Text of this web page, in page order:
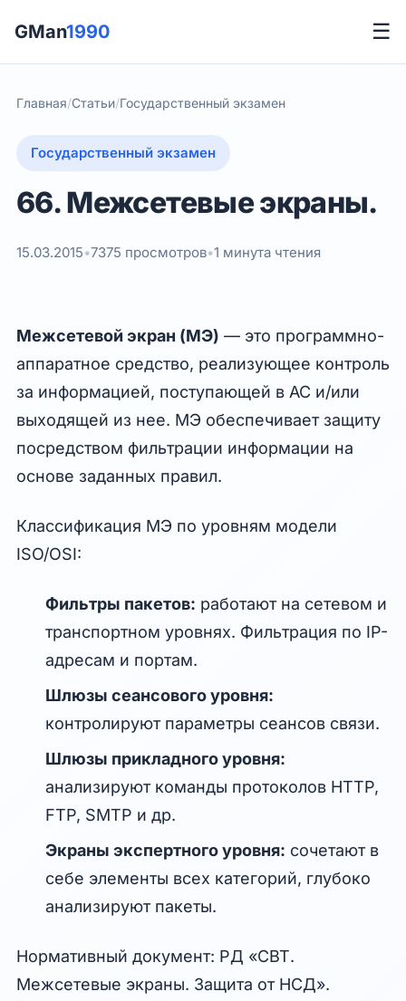
GMan1990 ☰
Главная/Статьи/Государственный экзамен
Государственный экзамен
66. Межсетевые экраны.
15.03.2015•7375 просмотров•1 минута чтения
Межсетевой экран (МЭ) — это программно-
аппаратное средство, реализующее контроль
за информацией, поступающей в АС и/или
выходящей из нее. МЭ обеспечивает защиту
посредством фильтрации информации на
основе заданных правил.
Классификация МЭ по уровням модели
ISO/OSI:
Фильтры пакетов: работают на сетевом и
транспортном уровнях. Фильтрация по IP-
адресам и портам.
Шлюзы сеансового уровня:
контролируют параметры сеансов связи.
Шлюзы прикладного уровня:
анализируют команды протоколов HTTP,
FTP, SMTP и др.
Экраны экспертного уровня: сочетают в
себе элементы всех категорий, глубоко
анализируют пакеты.
Нормативный документ: РД «СВТ.
Межсетевые экраны. Защита от НСД».